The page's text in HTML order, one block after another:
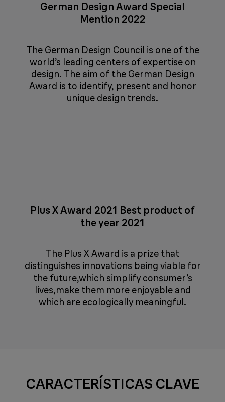
German Design Award Special
Mention 2022
The German Design Council is one of the
world’s leading centers of expertise on
design. The aim of the German Design
Award is to identify, present and honor
unique design trends.
Plus X Award 2021 Best product of
the year 2021
The Plus X Award is a prize that
distinguishes innovations being viable for
the future,which simplify consumer’s
lives,make them more enjoyable and
which are ecologically meaningful.
CARACTERÍSTICAS CLAVE